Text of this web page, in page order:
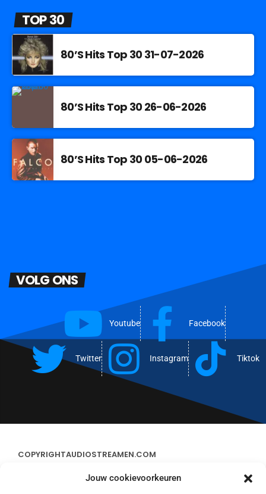
Jouw cookievoorkeuren
TOP 30
80’S Hits Top 30 31-07-2026
80’S Hits Top 30 26-06-2026
80’S Hits Top 30 05-06-2026
VOLG ONS
Youtube Facebook
Twitter Instagram Tiktok
COPYRIGHTAUDIOSTREAMEN.COM